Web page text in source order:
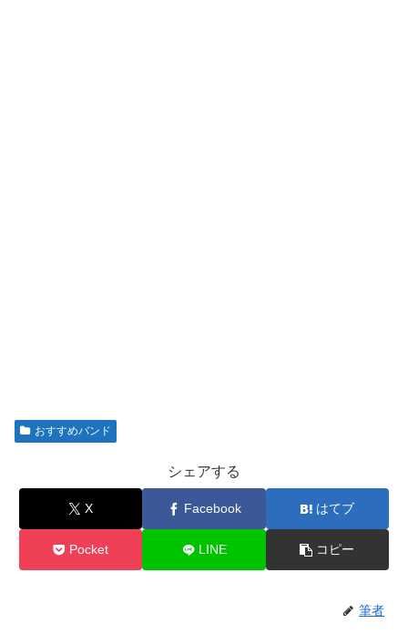
おすすめバンド
シェアする
X Facebook はてブ
Pocket LINE コピー
筆者